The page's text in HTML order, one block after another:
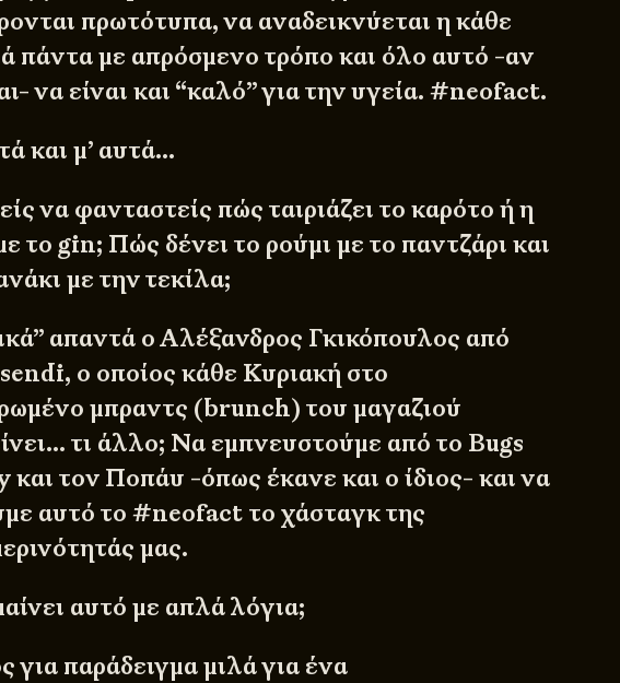
πρωτότυπα, να αναδεικνύεται η κάθε
πάντα με απρόσμενο τρόπο και όλο αυτό -αν
να είναι και “καλό” για την υγεία. #neofact.
και μ’ αυτά…
να φανταστείς πώς ταιριάζει το καρότο ή η
το gin; Πώς δένει το ρούμι με το παντζάρι και
με την τεκίλα;
απαντά ο Αλέξανδρος Γκικόπουλος από
ο οποίος κάθε Κυριακή στο
μπραντς (brunch) του μαγαζιού
τι άλλο; Να εμπνευστούμε από το Bugs
και τον Ποπάυ -όπως έκανε και ο ίδιος- και να
αυτό το #neofact το χάσταγκ της
μας.
αυτό με απλά λόγια;
για παράδειγμα μιλά για ένα